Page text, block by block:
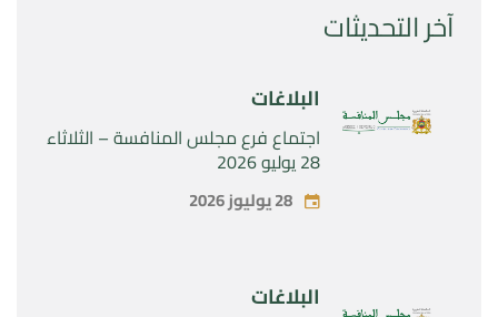
آخر التحديثات
البلاغات
اجتماع فرع مجلس المنافسة – الثلاثاء
28 يوليو 2026
28 يوليوز 2026
البلاغات